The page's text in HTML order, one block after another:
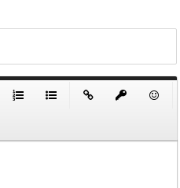
По левому краю
По правому краю